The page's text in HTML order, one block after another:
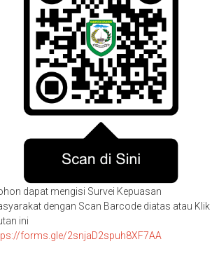
dapat mengisi Survei Kepuasan
dengan Scan Barcode diatas atau Klik
ini
forms.gle/2snjaD2spuh8XF7AA